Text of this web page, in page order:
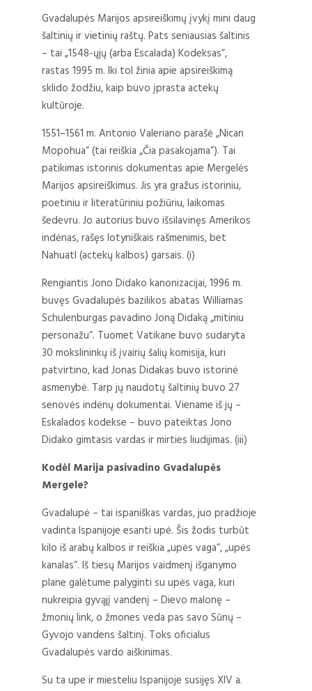
Gvadalupės Marijos apsireiškimų įvykį mini daug
šaltinių ir vietinių raštų. Pats seniausias šaltinis
– tai „1548-ųjų (arba Escalada) Kodeksas“,
rastas 1995 m. Iki tol žinia apie apsireiškimą
sklido žodžiu, kaip buvo įprasta actekų
kultūroje.
1551–1561 m. Antonio Valeriano parašė „Nican
Mopohua“ (tai reiškia „Čia pasakojama“). Tai
patikimas istorinis dokumentas apie Mergelės
Marijos apsireiškimus. Jis yra gražus istoriniu,
poetiniu ir literatūriniu požiūriu, laikomas
šedevru. Jo autorius buvo išsilavinęs Amerikos
indėnas, rašęs lotyniškais rašmenimis, bet
Nahuatl (actekų kalbos) garsais. (i)
Rengiantis Jono Didako kanonizacijai, 1996 m.
buvęs Gvadalupės bazilikos abatas Williamas
Schulenburgas pavadino Joną Didaką „mitiniu
personažu“. Tuomet Vatikane buvo sudaryta
30 mokslininkų iš įvairių šalių komisija, kuri
patvirtino, kad Jonas Didakas buvo istorinė
asmenybė. Tarp jų naudotų šaltinių buvo 27
senovės indėnų dokumentai. Viename iš jų –
Eskalados kodekse – buvo pateiktas Jono
Didako gimtasis vardas ir mirties liudijimas. (iii)
Kodėl Marija pasivadino Gvadalupės
Mergele?
Gvadalupė – tai ispaniškas vardas, juo pradžioje
vadinta Ispanijoje esanti upė. Šis žodis turbūt
kilo iš arabų kalbos ir reiškia „upės vaga“, „upės
kanalas“. Iš tiesų Marijos vaidmenį išganymo
plane galėtume palyginti su upės vaga, kuri
nukreipia gyvąjį vandenį – Dievo malonę –
žmonių link, o žmones veda pas savo Sūnų –
Gyvojo vandens šaltinį. Toks oficialus
Gvadalupės vardo aiškinimas.
Su ta upe ir miesteliu Ispanijoje susijęs XIV a.